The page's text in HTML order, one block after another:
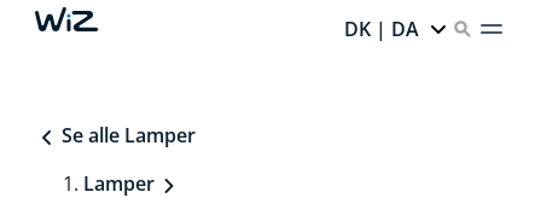
DK | DA
Se alle Lamper
Lamper